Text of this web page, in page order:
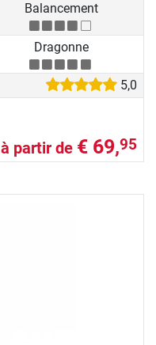
Balancement
Dragonne
5,0
à partir de € 69,95